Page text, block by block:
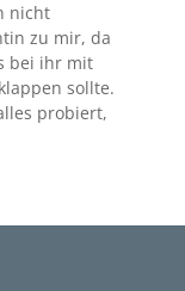
nicht
zu mir, da
bei ihr mit
sollte.
probiert,